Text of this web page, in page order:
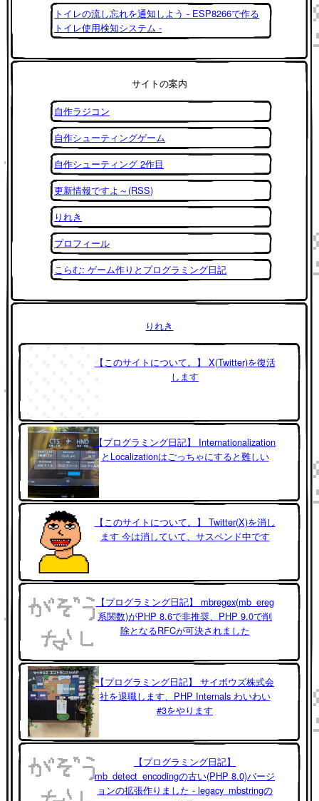
トイレの流し忘れを通知しよう - ESP8266で作る
トイレ使用検知システム -
サイトの案内
自作ラジコン
自作シューティングゲーム
自作シューティング 2作目
更新情報ですよ～(RSS)
りれき
プロフィール
こらむ: ゲーム作りとプログラミング日記
りれき
【このサイトについて。】 X(Twitter)を復活
します
【プログラミング日記】 Internationalization
とLocalizationはごっちゃにすると難しい
【このサイトについて。】 Twitter(X)を消し
ます 今は消していて、サスペンド中です
【プログラミング日記】 mbregex(mb_ereg
系関数)がPHP 8.6で非推奨、PHP 9.0で削
除となるRFCが可決されました
【プログラミング日記】 サイボウズ株式会
社を退職します、PHP Internals わいわい
#3をやります
【プログラミング日記】
mb_detect_encodingの古い(PHP 8.0)バージ
ョンの拡張作りました - legacy_mbstringの